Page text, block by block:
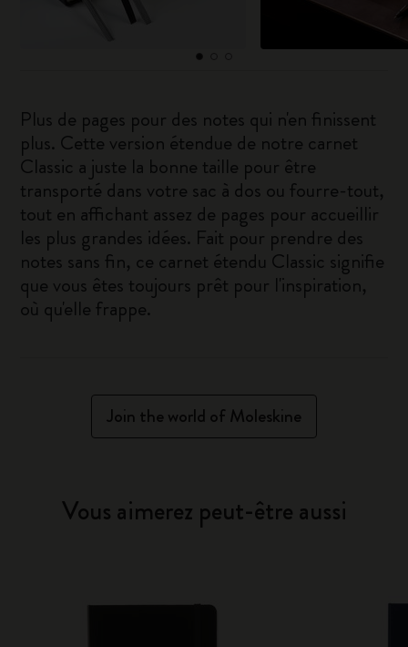
Plus de pages pour des notes qui n'en finissent
plus. Cette version étendue de notre carnet
Classic a juste la bonne taille pour être
transporté dans votre sac à dos ou fourre-tout,
tout en affichant assez de pages pour accueillir
les plus grandes idées. Fait pour prendre des
notes sans fin, ce carnet étendu Classic signifie
que vous êtes toujours prêt pour l'inspiration,
où qu'elle frappe.
Join the world of Moleskine
Vous aimerez peut-être aussi